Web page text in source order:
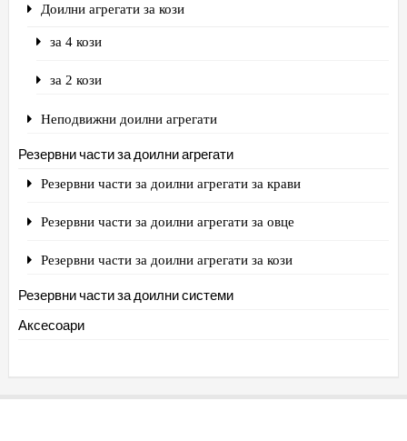
Доилни агрегати за кози
за 4 кози
за 2 кози
Неподвижни доилни агрегати
Резервни части за доилни агрегати
Резервни части за доилни агрегати за крави
Резервни части за доилни агрегати за овце
Резервни части за доилни агрегати за кози
Резервни части за доилни системи
Аксесоари